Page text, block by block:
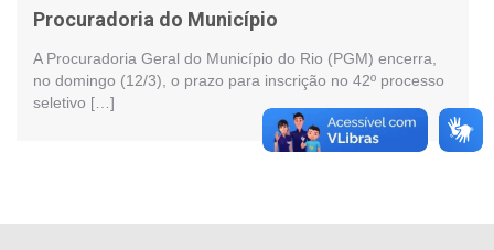
Procuradoria do Município
A Procuradoria Geral do Município do Rio (PGM) encerra,
no domingo (12/3), o prazo para inscrição no 42º processo
seletivo […]